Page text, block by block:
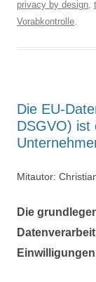
privacy by design,
Vorabkontrolle.
Die EU-
DSGVO) ist
Mitautor:
Die